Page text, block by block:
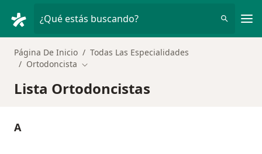
¿Qué estás buscando?
Página De Inicio
Todas Las Especialidades
Ortodoncista Cambiar de ciudad
Lista Ortodoncistas
A